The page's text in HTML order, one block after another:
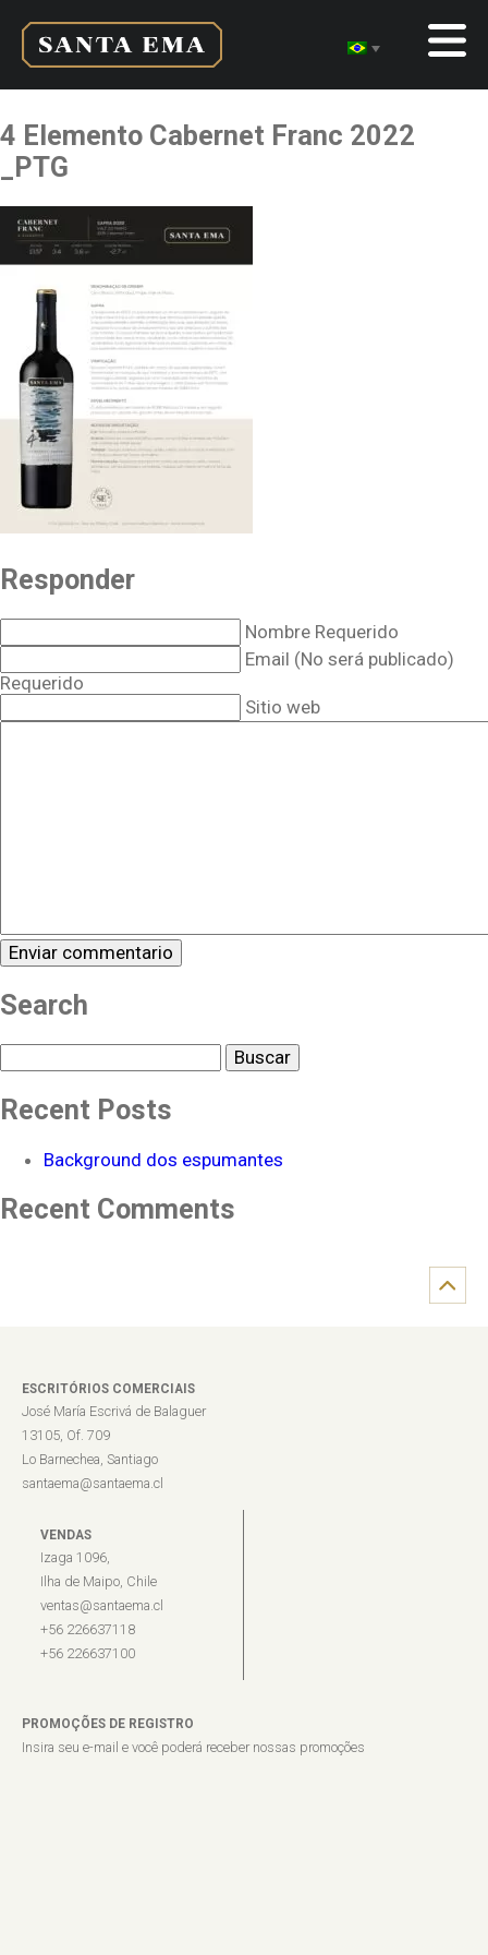
4 Elemento Cabernet Franc 2022
_PTG
Responder
Nombre Requerido
Email (No será publicado)
Requerido
Sitio web
Search
Recent Posts
Background dos espumantes
Recent Comments
ESCRITÓRIOS COMERCIAIS
José María Escrivá de Balaguer
13105, Of. 709
Lo Barnechea, Santiago
santaema@santaema.cl
VENDAS
Izaga 1096,
Ilha de Maipo, Chile
ventas@santaema.cl
+56 226637118
+56 226637100
PROMOÇÕES DE REGISTRO
Insira seu e-mail e você poderá receber nossas promoções